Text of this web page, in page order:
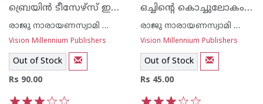
ബ്രെയി‌ന്‍ ടീസേഴ്സ് ഇ‌ന്‍ മാത്തമാറ്റിക്സ്
രാജു നാരായണസ്വാമി ഐ എ എസ്
Vision Millennium Publishers
Out of Stock
Rs 90.00
ഒച്ചിന്റെ കൊച്ചുലോകം -ശാസ്ത്രസാഹിത്യം-
രാജു നാരായണസ്വാമി ഐ എ എസ്
Vision Millennium Publishers
Out of Stock
Rs 45.00